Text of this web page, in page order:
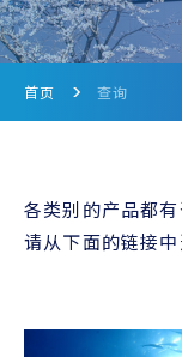
研究和开发
超声波科学博物馆
首页 查询
各类别的产品都
请从下面的链接